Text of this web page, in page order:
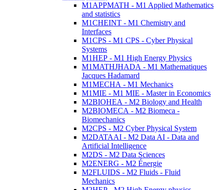
M1APPMATH - M1 Applied Mathematics
and statistics
M1CHEINT - M1 Chemistry and
Interfaces
M1CPS - M1 CPS - Cyber Physical
Systems
M1HEP - M1 High Energy Physics
M1MATHJHADA - M1 Mathematiques
Jacques Hadamard
M1MECHA - M1 Mechanics
M1MIE - M1 MIE - Master in Economics
M2BIOHEA - M2 Biology and Health
M2BIOMECA - M2 Biomeca -
Biomechanics
M2CPS - M2 Cyber Physical System
M2DATAAI - M2 Data AI - Data and
Artificial Intelligence
M2DS - M2 Data Sciences
M2ENERG - M2 Énergie
M2FLUIDS - M2 Fluids - Fluid
Mechanics